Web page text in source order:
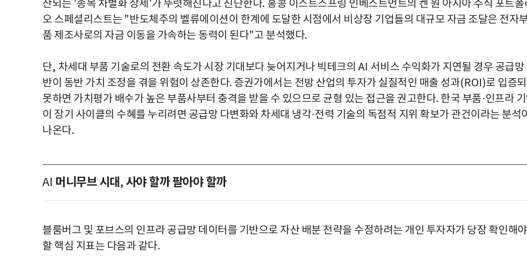
산되는 '종목 차별화 장세 '가 뚜렷해진다고 진단한다. 홍콩 이스트스프링 인베스트먼트의 켄 원 아시아 주식 포트폴
오 스페셜리스트는 "반도체주의 벨류에이션이 한계에 도달한 시점에서 비상장 기업들의 대규모 자금 조달은 전자
품 제조사로의 자금 이동을 가속하는 동력이 된다"고 분석했다.
단, 차세대 부품 기술로의 전환 속도가 시장 기대보다 늦어지거나 빅테크의 AI 서비스 수익화가 지연될 경우 공급망
반이 동반 가치 조정을 겪을 위험이 상존한다. 증권가에서는 전방 산업의 투자가 실질적인 매출 성과(ROI)로 입증
못하면 가치평가 배수가 높은 부품사부터 충격을 받을 수 있으므로 균형 있는 접근을 권고한다. 한국 부품·인프라
이 장기 사이클의 수혜를 누리려면 공급망 다변화와 차세대 냉각·전력 기술의 독점적 지위 확보가 관건이라는 분석이
나온다.
AI 머니무브 시대 , 사야 할까 팔아야 할까
블룸버그 및 포브스의 인프라 공급망 데이터를 기반으로 자산 배분 전략을 수정하려는 개인 투자자가 당장 확인해야
할 핵심 지표는 다음과 같다.